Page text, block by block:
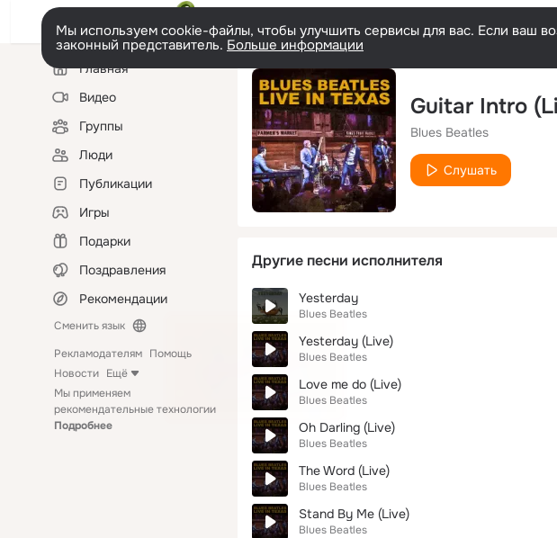
Мы используем cookie-файлы, чтобы улучшить сервисы для вас. Если ваш
законный представитель. Больше информации
Левая
колонкаГлавная
Видео
Группы
Люди
Публикации
Игры
Подарки
Поздравления
Рекомендации
Сменить язык
Рекламодателям Помощь
Новости Ещё
Мы применяем
рекомендательные технологии
Подробнее
Guitar Intro
Blues Beatles
Слушать
Другие песни исполнителя
Yesterday
Blues Beatles
Yesterday (Live)
Blues Beatles
Love me do (Live)
Blues Beatles
Oh Darling (Live)
Blues Beatles
The Word (Live)
Blues Beatles
Stand By Me (Live)
Blues Beatles